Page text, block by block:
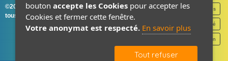
©2026-2027 France Accastillage
tous droits réservés
Mentions légales
Politique de confidentialité
Contact / Plan
bouton accepte les Cookies pour accepter les
Cookies et fermer cette fenêtre.
Votre anonymat est respecté. En savoir plus
Tout refuser